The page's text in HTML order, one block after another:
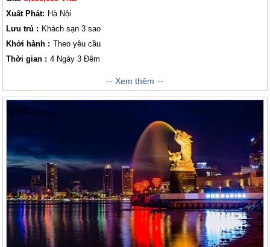
Xuất Phát: Hà Nội
Lưu trú : Khách sạn 3 sao
Khởi hành : Theo yêu cầu
Thời gian : 4 Ngày 3 Đêm
Hành trình cùng Vietsense đến với 4 ngày 3 đêm sẽ đưa quý khách đến
dải đất Miền Trung từ Hội An cổ kính nhưng không kém phần rạng rỡ sắc
màu tại phố đèn lồng thì Đà Nẵng như con rồng cựa mình mà náo nhiệt,
miền Trung”, quý khách sẽ được tận hưởng một không gian thiên nhiên
trong lành, tinh khôi tuyệt vời không phải nơi nào cũng sánh được. Bên
cạnh đó, còn là dịp để du khách khám phá cảnh quan đa dạng, lặng ngắm
Chùa Linh Ứng với nhiều hạng mục ấn tượng, lên đỉnh Vọng Nguyệt
ngắm Suối Mơ đang rộn ràng dòng chảy,… Quý khách hãy đồng hành
cùng chúng tôi để có được những trải nghiệm tuyệt vời nhất nhé! Chắc
chắn đây sẽ là một hành trình nhiều cảm xúc tuyệt vời đối với quý
khách!
Xem thêm